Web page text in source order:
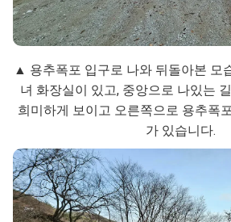
▲ 용추폭포 입구로 나와 뒤돌아본 모
녀 화장실이 있고, 중앙으로 나있는
희미하게 보이고 오른쪽으로 용추폭
가 있습니다.